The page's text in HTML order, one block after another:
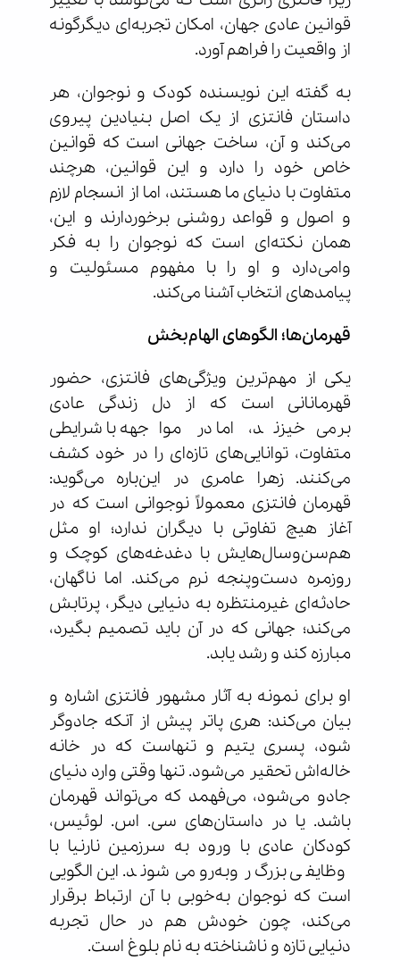
قوانین عادی جهان، امکان تجربه‌ای دیگرگونه
از واقعیت را فراهم آورد.
به گفته این نویسنده کودک و نوجوان، هر
داستان فانتزی از یک اصل بنیادین پیروی
می‌کند و آن، ساخت جهانی است که قوانین
خاص خود را دارد و این قوانین، هرچند
متفاوت با دنیای ما هستند، اما از انسجام لازم
و اصول و قواعد روشنی برخوردارند و این،
همان نکته‌ای است که نوجوان را به فکر
وامی‌دارد و او را با مفهوم مسئولیت و
پیامدهای انتخاب آشنا می‌کند.
قهرمان‌ها؛ الگوهای الهام‌بخش
یکی از مهم‌ترین ویژگی‌های فانتزی، حضور
قهرمانانی است که از دل زندگی عادی
برمی‌خیزند، اما در مواجهه با شرایطی
متفاوت، توانایی‌های تازه‌ای را در خود کشف
می‌کنند. زهرا عامری در این‌باره می‌گوید:
قهرمان فانتزی معمولاً نوجوانی است که در
آغاز هیچ تفاوتی با دیگران ندارد؛ او مثل
هم‌سن‌وسال‌هایش با دغدغه‌های کوچک و
روزمره دست‌وپنجه نرم می‌کند. اما ناگهان،
حادثه‌ای غیرمنتظره به دنیایی دیگر، پرتابش
می‌کند؛ جهانی که در آن باید تصمیم بگیرد،
مبارزه کند و رشد یابد.
او برای نمونه به آثار مشهور فانتزی اشاره و
بیان می‌کند: هری پاتر پیش از آنکه جادوگر
شود، پسری یتیم و تنهاست که در خانه
خاله‌اش تحقیر می‌شود. تنها وقتی وارد دنیای
جادو می‌شود، می‌فهمد که می‌تواند قهرمان
باشد. یا در داستان‌های سی. اس. لوئیس،
کودکان عادی با ورود به سرزمین نارنیا با
وظایفی بزرگ روبه‌رو می‌شوند. این الگویی
است که نوجوان به‌خوبی با آن ارتباط برقرار
می‌کند، چون خودش هم در حال تجربه
دنیایی تازه و ناشناخته به نام بلوغ است.